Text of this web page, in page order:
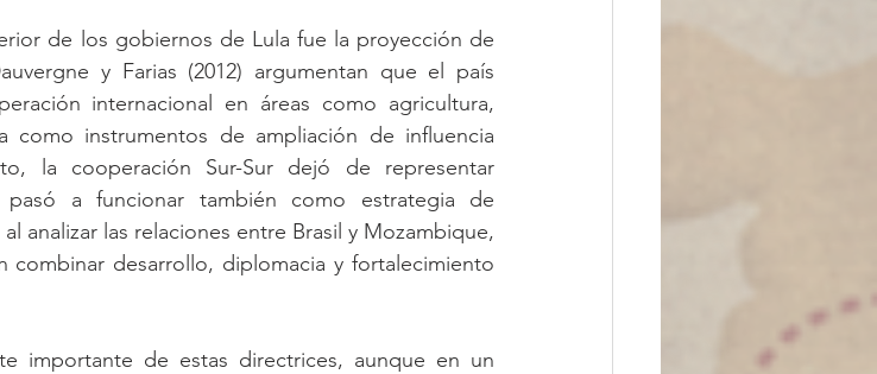
de los gobiernos de Lula fue la proyección de
y Farias (2012) argumentan que el país
internacional en áreas como agricultura,
instrumentos de ampliación de influencia
la cooperación Sur-Sur dejó de representar
pasó a funcionar también como estrategia de
analizar las relaciones entre Brasil y Mozambique,
combinar desarrollo, diplomacia y fortalecimiento
importante de estas directrices, aunque en un